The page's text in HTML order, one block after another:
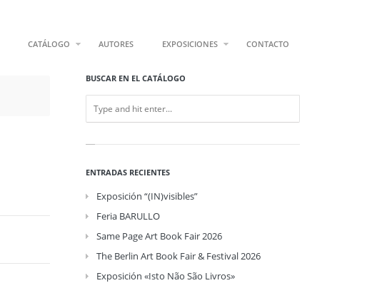
CATÁLOGO AUTORES EXPOSICIONES CONTACTO
BUSCAR EN EL CATÁLOGO
ENTRADAS RECIENTES
Exposición “(IN)visibles”
Feria BARULLO
Same Page Art Book Fair 2026
The Berlin Art Book Fair & Festival 2026
Exposición «Isto Não São Livros»